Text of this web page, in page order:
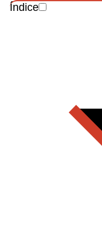
Índice